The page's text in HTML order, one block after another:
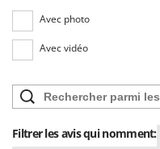
Stiga
Stocker
Sunseeker
Avec photo
Avec vidéo
Filtrer les avis qui nomment: